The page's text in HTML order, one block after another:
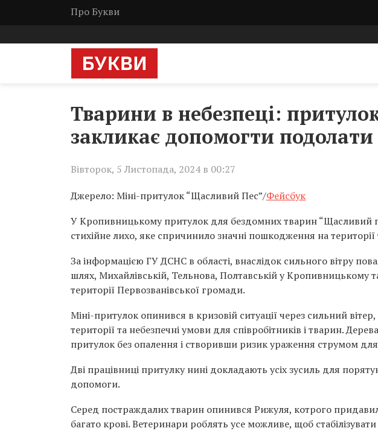
Про Букви
Тварини в небезпеці:
закликає допомогти подолати
Вівторок, 5 Листопада, 2024 в 00:27
Джерело: Міні-притулок “Щасливий Пес”/Фейсбук
У Кропивницькому притулок для бездомних тварин “Щасливий
стихійне лихо, яке спричинило значні пошкодження на
За інформацією ГУ ДСНС в області, внаслідок сильного вітру
шлях, Михайлівській, Тельнова, Полтавській у Кропивницькому
території Первозванівської громади.
Міні-притулок опинився в кризовій ситуації через сильний
території та небезпечні умови для співробітників і тварин.
притулок без опалення і створивши ризик ураження струмом
Дві працівниці притулку нині докладають усіх зусиль для
допомоги.
Серед постраждалих тварин опинився Рижуля, котрого
багато крові. Ветеринари роблять усе можливе, щоб